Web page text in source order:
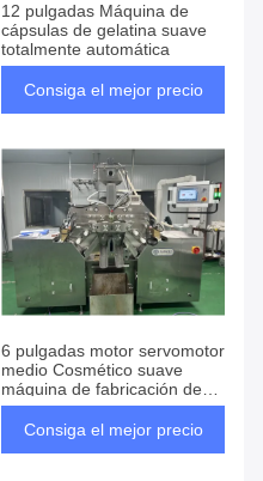
12 pulgadas Máquina de
cápsulas de gelatina suave
totalmente automática
Consiga el mejor precio
6 pulgadas motor servomotor
medio Cosmético suave
máquina de fabricación de
cápsulas de gelatina para
productos para el cuidado de
Consiga el mejor precio